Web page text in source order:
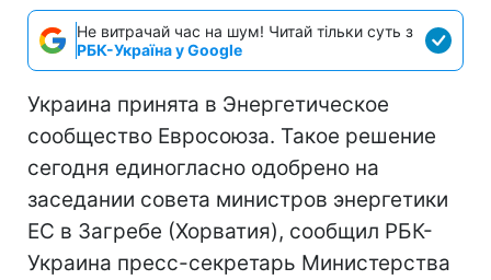
Не витрачай час на шум! Читай тільки суть з
РБК-Україна у Google
Украина принята в Энергетическое
сообщество Евросоюза. Такое решение
сегодня единогласно одобрено на
заседании совета министров энергетики
ЕС в Загребе (Хорватия), сообщил РБК-
Украина пресс-секретарь Министерства